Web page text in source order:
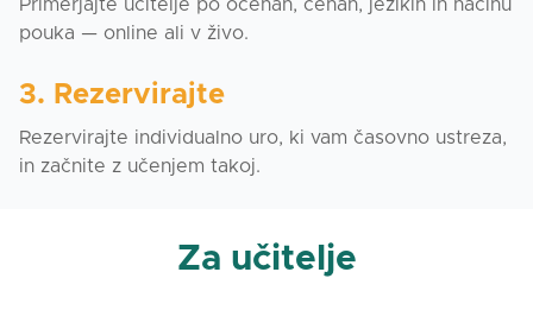
Primerjajte učitelje po ocenah, cenah, jezikih in načinu
pouka — online ali v živo.
3. Rezervirajte
Rezervirajte individualno uro, ki vam časovno ustreza,
in začnite z učenjem takoj.
Za učitelje